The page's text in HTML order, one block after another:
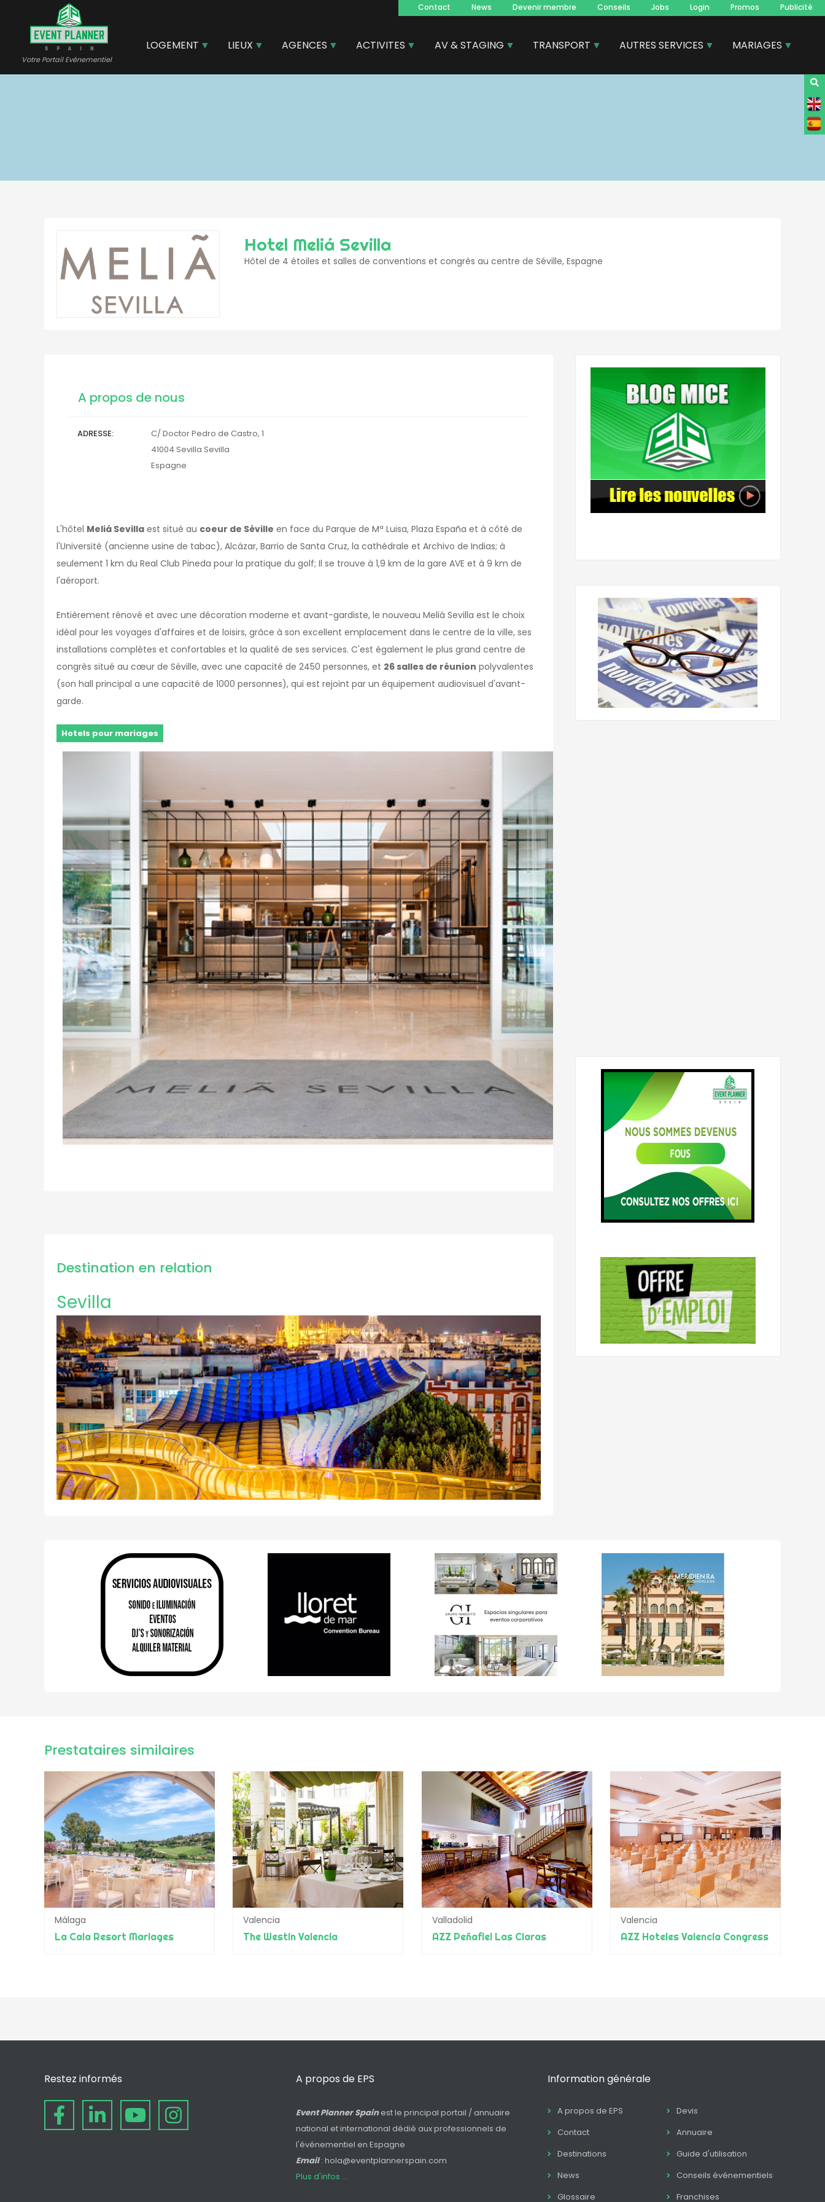
contenu
principal
Votre Portail Evénementiel
Navegacion
principal
Contact News Devenir membre Conseils Jobs Login Promos Publicité
LOGEMENT LIEUX AGENCES ACTIVITES AV & STAGING TRANSPORT AUTRES SERVICES MARIAGES
Hotel Meliá Sevilla
Hôtel de 4 étoiles et salles de conventions et congrès au centre de Séville, Espagne
A propos de nous
ADRESSE
C/ Doctor Pedro de Castro, 1
41004 Sevilla Sevilla
Espagne
L'hôtel Meliá Sevilla est situé au coeur de Séville en face du Parque de Mª Luisa, Plaza España et à côté de
l'Université (ancienne usine de tabac), Alcázar, Barrio de Santa Cruz, la cathédrale et Archivo de Indias; à
seulement 1 km du Real Club Pineda pour la pratique du golf; Il se trouve à 1,9 km de la gare AVE et à 9 km de
l'aéroport.
Entièrement rénové et avec une décoration moderne et avant-gardiste, le nouveau Meliá Sevilla est le choix
idéal pour les voyages d'affaires et de loisirs, grâce à son excellent emplacement dans le centre de la ville, ses
installations complètes et confortables et la qualité de ses services. C'est également le plus grand centre de
congrès situé au cœur de Séville, avec une capacité de 2450 personnes, et 26 salles de réunion polyvalentes
(son hall principal a une capacité de 1000 personnes), qui est rejoint par un équipement audiovisuel d'avant-
garde.
Hotels pour mariages
Destination en relation
Sevilla
Prestataires similaires
Málaga
La Cala Resort Mariages
Valencia
The Westin Valencia
Valladolid
AZZ Peñafiel Las Claras
Valencia
AZZ Hoteles Valencia Congress
Restez informés A propos de EPS
Event Planner Spainest le principal portail / annuaire
national et international dédié aux professionnels de
l'événementiel en Espagne
Email: hola@eventplannerspain.com
Plus d'infos ...
Information générale
A propos de EPS
Devis
Contact
Annuaire
Destinations
Guide d'utilisation
News
Conseils événementiels
Glossaire
Franchises